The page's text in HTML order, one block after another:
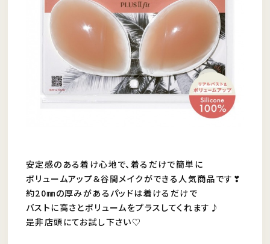
安定感のある着け心地で、着るだけで簡単に
ボリュームアップ＆谷間メイクができる人気商品です❣
約20㎜の厚みがあるパッドは着けるだけで
バストに高さとボリュームをプラスしてくれます♪
是非店頭にてお試し下さい♡